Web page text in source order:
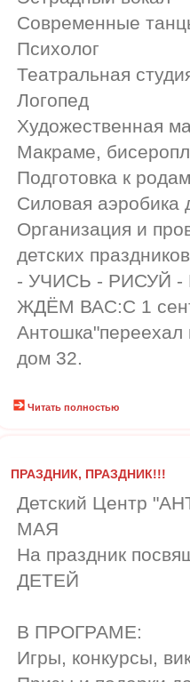
Современные
Психолог
Театральная
Логопед
Художественная
Макраме,
Подготовка к родам
Силовая аэробика
Организация и
детских праздников
- УЧИСЬ - РИСУЙ -
ЖДЁМ ВАС:С 1
Антошка"переехал
дом 32.
Читать полностью
ПРАЗДНИК, ПРАЗДНИК!!!
Детский Центр
МАЯ
На праздник
ДЕТЕЙ
В ПРОГРАМЕ:
Игры, конкурсы,